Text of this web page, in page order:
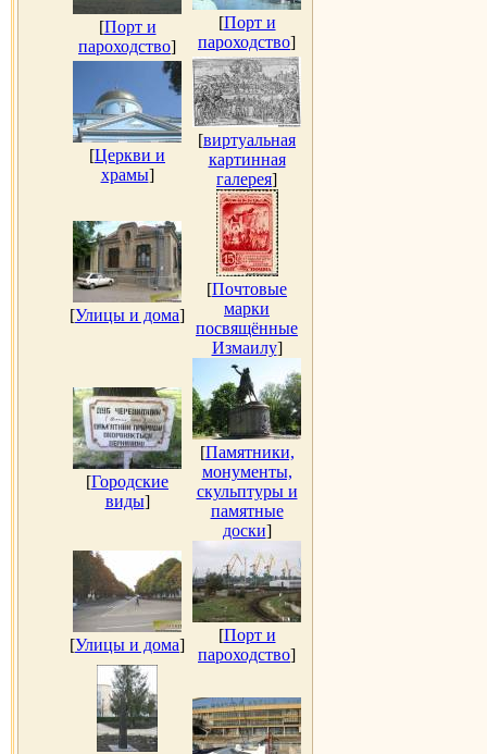
[Порт и
пароходство]
[Порт и
пароходство]
[Церкви и
храмы]
[виртуальная
картинная
галерея]
[Улицы и дома]
[Почтовые
марки
посвящённые
Измаилу]
[Городские
виды]
[Памятники,
монументы,
скульптуры и
памятные
доски]
[Улицы и дома]
[Порт и
пароходство]